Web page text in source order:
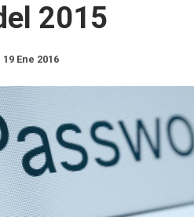
2015
19 Ene 2016